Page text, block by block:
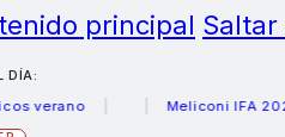
principal Saltar
DÍA:
Meliconi IFA 2026